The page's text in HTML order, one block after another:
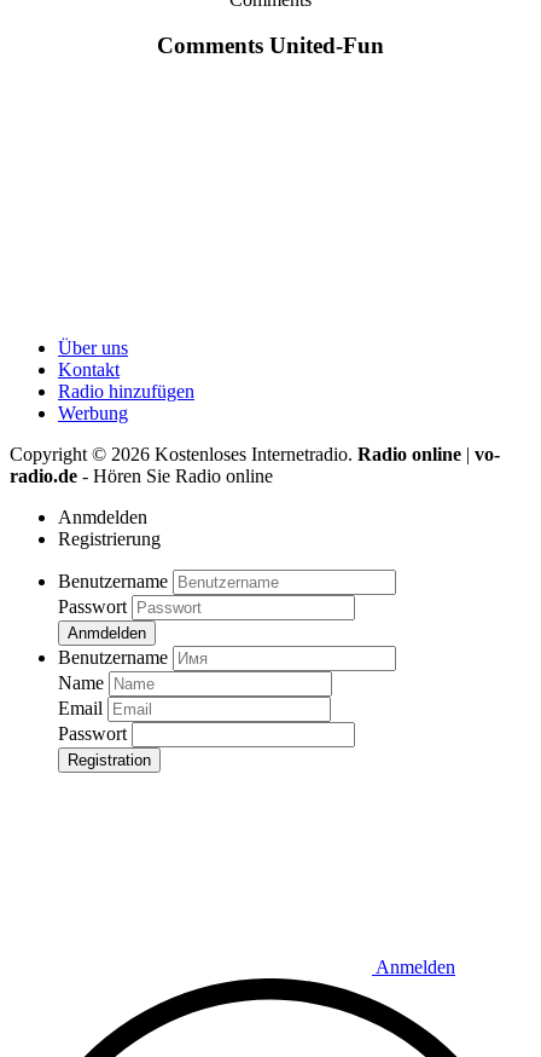
Comments United-Fun
Über uns
Kontakt
Radio hinzufügen
Werbung
Copyright © 2026 Kostenloses Internetradio. Radio online | vo-
radio.de - Hören Sie Radio online
Anmdelden
Registrierung
Benutzername
Passwort
Anmdelden
Benutzername
Name
Email
Passwort
Registration
Anmelden